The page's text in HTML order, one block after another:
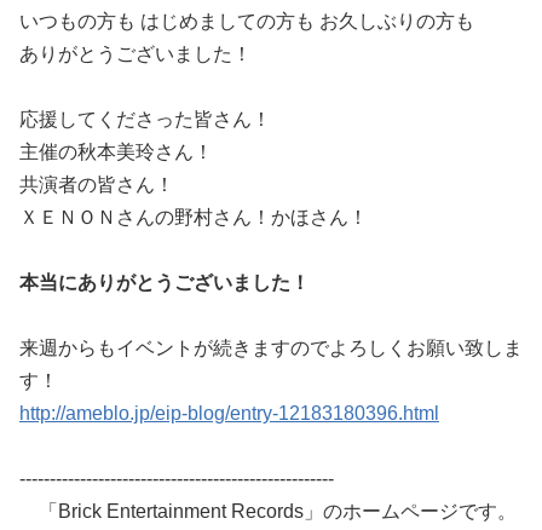
いつもの方も はじめましての方も お久しぶりの方も
ありがとうございました！
応援してくださった皆さん！
主催の秋本美玲さん！
共演者の皆さん！
ＸＥＮＯＮさんの野村さん！かほさん！
本当にありがとうございました！
来週からもイベントが続きますのでよろしくお願い致しま
す！
http://ameblo.jp/eip-blog/entry-12183180396.html
----------------------------------------------------
「Brick Entertainment Records」のホームページです。